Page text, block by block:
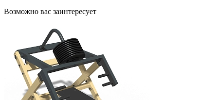
Возможно вас заинтересует